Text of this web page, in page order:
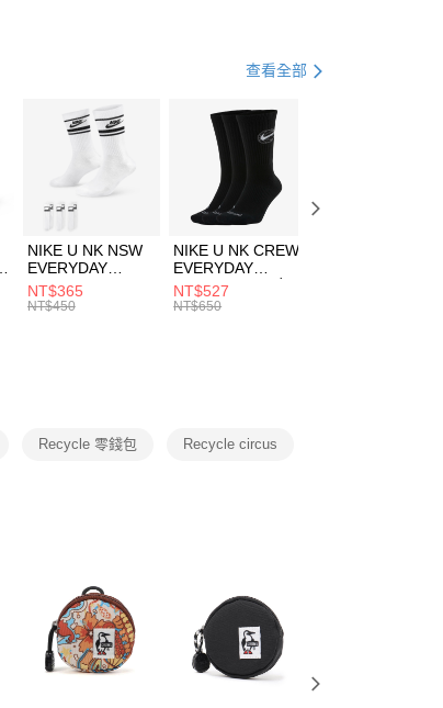
付」】
品／服務後，再付款。
」結帳流程】
「AFTEE先享後付」後，將跳轉至「AFTEE先享後
簡訊認證並確認金額後，即可完成結帳。
，您將收到繳費通知簡訊。
訊後14天內，點擊此簡訊中的連結，可透過四大超商
等多元方式進行付款，方視為交易完成。
完成當下不需立刻繳費，但若您需要取消訂單，請聯
經商家同意取消之訂單仍視為有效，需透過AFTEE
用。
必要範圍內提供個人資料，並將交易相關給付款項請
享後付」時，將依據個別帳號之用戶狀況，依本公司
上限額度；若仍有額度不足之情形，本公司將視審查
份認證。
個帳號或使用他人資訊註冊。若發現惡意使用之情
限公司將有權停止該用戶之使用額度並採取法律行
含以上)免運費
含以上)免運費
含以上)免運費
查看全部
NIKE U NK NSW
EVERYDAY
ESSENTIAL CR
男女 短統襪
NT$365
NT$450
NIKE U NK CREW
EVERYDAY
BBALL 3PR 男女
長統襪
NT$527
NT$650
Recycle 零錢包 Recycle circus